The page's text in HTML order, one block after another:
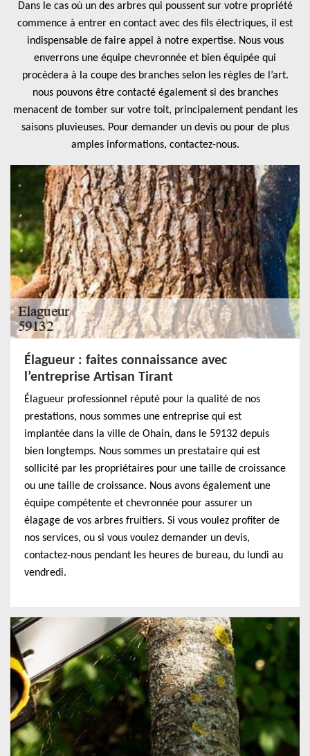
Dans le cas où un des arbres qui poussent sur votre propriété
commence à entrer en contact avec des fils électriques, il est
indispensable de faire appel à notre expertise. Nous vous
enverrons une équipe chevronnée et bien équipée qui
procèdera à la coupe des branches selon les règles de l’art.
nous pouvons être contacté également si des branches
menacent de tomber sur votre toit, principalement pendant les
saisons pluvieuses. Pour demander un devis ou pour de plus
amples informations, contactez-nous.
Élagueur : faites connaissance avec
l’entreprise Artisan Tirant
Élagueur professionnel réputé pour la qualité de nos
prestations, nous sommes une entreprise qui est
implantée dans la ville de Ohain, dans le 59132 depuis
bien longtemps. Nous sommes un prestataire qui est
sollicité par les propriétaires pour une taille de croissance
ou une taille de croissance. Nous avons également une
équipe compétente et chevronnée pour assurer un
élagage de vos arbres fruitiers. Si vous voulez profiter de
nos services, ou si vous voulez demander un devis,
contactez-nous pendant les heures de bureau, du lundi au
vendredi.